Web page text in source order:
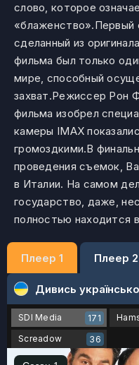
слово, которое
«блаженство».Первый
сделанный из
фильма был только
мире, способный
захват.Режиссер Рон
фильма изобрел
камеры IMAX
громоздкими.В
проведения съемок,
в Италии. На самом
государство, даже,
полностью находится
Плеер 1 Плеер 2
Дивись
SDI Media 171
Screadow
36